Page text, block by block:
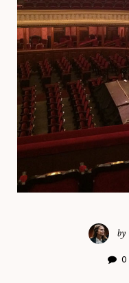
by
0